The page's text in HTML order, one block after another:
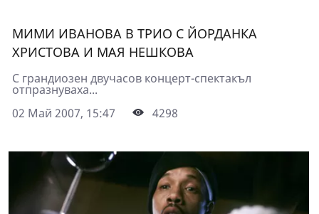
МИМИ ИВАНОВА В ТРИО С ЙОРДАНКА
ХРИСТОВА И МАЯ НЕШКОВА
С грандиозен двучасов концерт-спектакъл
отпразнуваха...
02 Май 2007, 15:47
4298